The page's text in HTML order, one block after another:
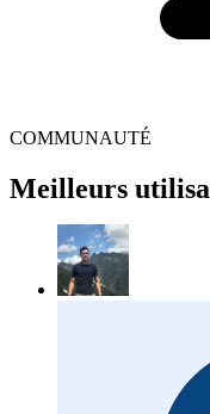
COMMUNAUTÉ
Meilleurs